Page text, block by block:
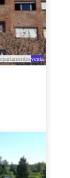
venta